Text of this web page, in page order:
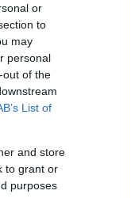
or
to
may
personal
out of the
List of
and store
to grant or
purposes